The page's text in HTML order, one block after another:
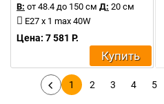
В: от 48.4 до 150 см Д: 20 см
E27 x 1 max 40W
Цена: 7 581 Р.
Купить
1 2 3 4 5